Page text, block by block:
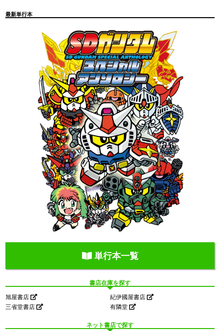
最新単行本
単行本一覧
書店在庫を探す
旭屋書店
紀伊國屋書店
三省堂書店
有隣堂
ネット書店で探す